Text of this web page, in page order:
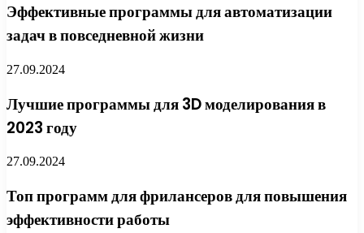
Эффективные программы для автоматизации
задач в повседневной жизни
27.09.2024
Лучшие программы для 3D моделирования в
2023 году
27.09.2024
Топ программ для фрилансеров для повышения
эффективности работы